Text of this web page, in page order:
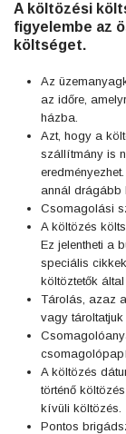
A költözési
figyelembe az
költséget.
Az
az időre,
házba.
Azt, hogy a
szállítmány is
annál drágább
Csomagolási
A költözés
Ez jelentheti a
speciális
költöztetők
Tárolás, azaz
vagy
A költözés
történő
kívüli költözés.
Pontos